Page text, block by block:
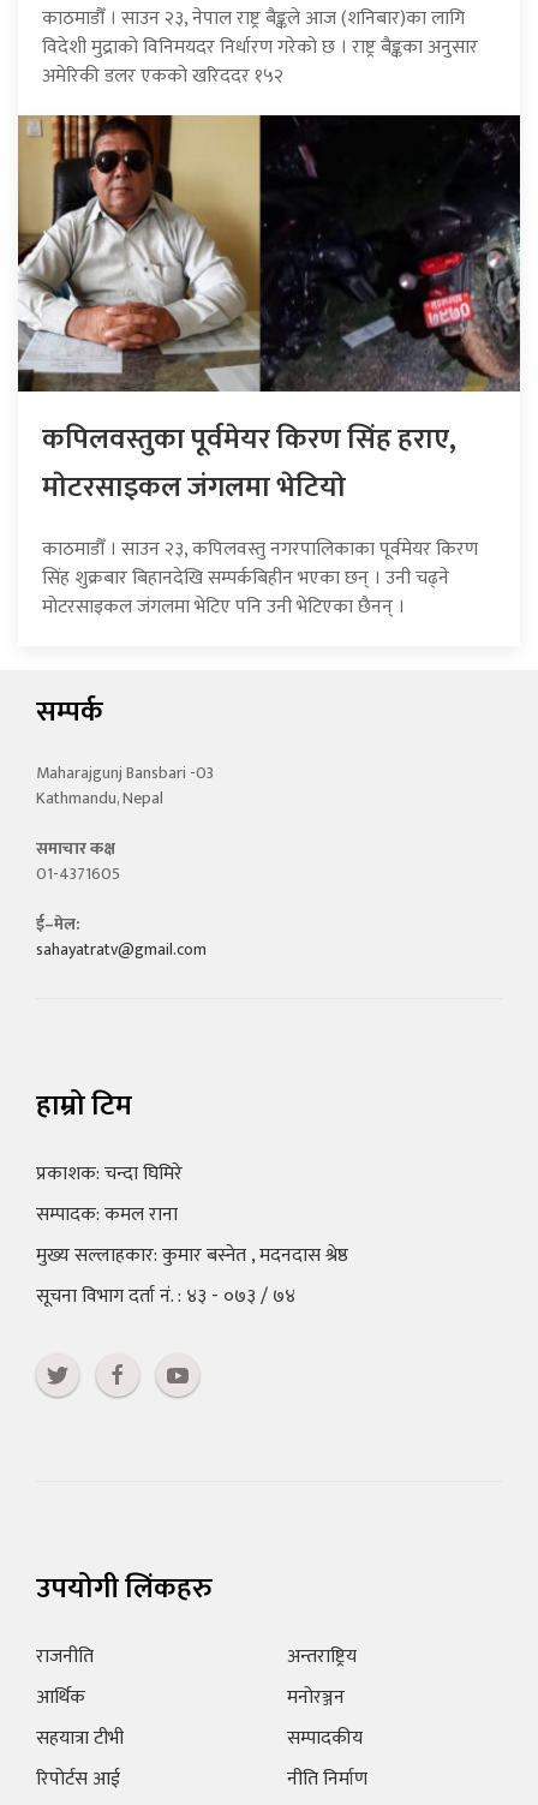
काठमाडौँ । साउन २३, नेपाल राष्ट्र बैङ्कले आज (शनिबार)का लागि
विदेशी मुद्राको विनिमयदर निर्धारण गरेको छ । राष्ट्र बैङ्कका अनुसार
अमेरिकी डलर एकको खरिददर १५२
कपिलवस्तुका पूर्वमेयर किरण सिंह हराए,
माेटरसाइकल जंगलमा भेटियाे
काठमाडौँ । साउन २३, कपिलवस्तु नगरपालिकाका पूर्वमेयर किरण
सिंह शुक्रबार बिहानदेखि सम्पर्कबिहीन भएका छन् । उनी चढ्ने
मोटरसाइकल जंगलमा भेटिए पनि उनी भेटिएका छैनन् ।
सम्पर्क
Maharajgunj Bansbari -03
Kathmandu, Nepal
समाचार कक्ष
01-4371605
ई–मेल:
sahayatratv@gmail.com
हाम्रो टिम
प्रकाशक: चन्दा घिमिरे
सम्पादक: कमल राना
मुख्य सल्लाहकार: कुमार बस्नेत , मदनदास श्रेष्ठ
सूचना विभाग दर्ता नं. : ४३ - ०७३ / ७४
उपयोगी लिंकहरु
राजनीति
आर्थिक
सहयात्रा टीभी
रिपोर्टस आई
अन्तराष्ट्रिय
मनोरञ्जन
सम्पादकीय
नीति निर्माण